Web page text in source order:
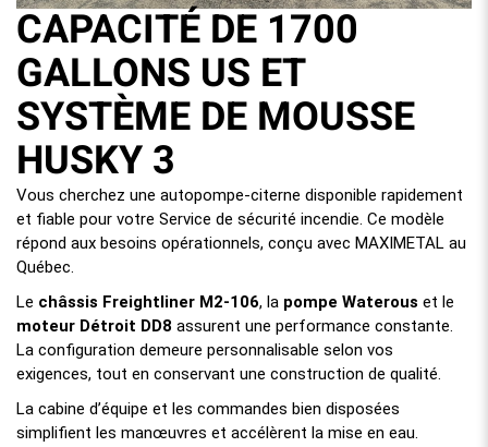
CAPACITÉ DE 1700
GALLONS US ET
SYSTÈME DE MOUSSE
HUSKY 3
Vous cherchez une autopompe-citerne disponible rapidement
et fiable pour votre Service de sécurité incendie. Ce modèle
répond aux besoins opérationnels, conçu avec MAXIMETAL au
Québec.
Le châssis Freightliner M2-106, la pompe Waterous et le
moteur Détroit DD8 assurent une performance constante.
La configuration demeure personnalisable selon vos
exigences, tout en conservant une construction de qualité.
La cabine d’équipe et les commandes bien disposées
simplifient les manœuvres et accélèrent la mise en eau.